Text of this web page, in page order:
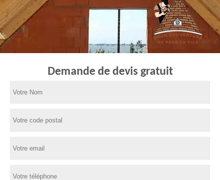
Demande de devis gratuit